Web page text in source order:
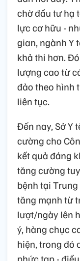
chờ đầu tư hạ
lực cơ hữu -
gian, ngành Y
khả thi hơn.
lượng cao từ
đảo theo hình
liên tục.
Đến nay, Sở Y
cường cho
kết quả đáng
tăng cường
bệnh tại
tăng mạnh từ
lượt/ngày lên
ý, hàng chục
hiện, trong đó